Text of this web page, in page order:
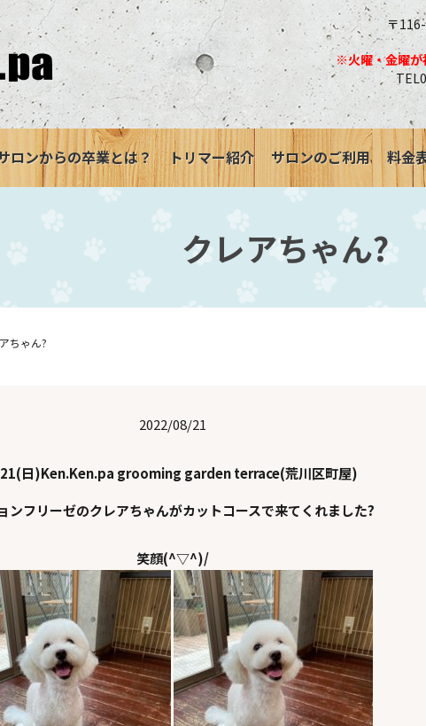
〒
※火曜・金曜が
ロンからの卒業とは？ トリマー紹介 サロンのご利用 料金
クレアちゃん?
ちゃん?
2022/08/21
日)Ken.Ken.pa grooming garden terrace(荒川区町屋)
ンフリーゼのクレアちゃんがカットコースで来てくれました?
笑顔(^▽^)/